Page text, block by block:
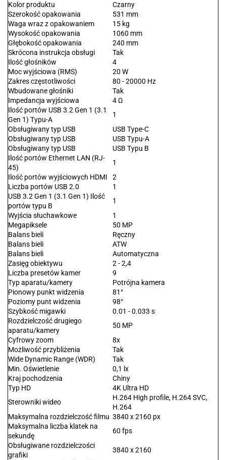
Kolor produktu
Czarny
Szerokość opakowania
531 mm
Waga wraz z opakowaniem
15 kg
Wysokość opakowania
1060 mm
Głębokość opakowania
240 mm
Skrócona instrukcja obsługi
Tak
Ilość głośników
4
Moc wyjściowa (RMS)
20 W
Zakres częstotliwości
80 - 20000 Hz
Wbudowane głośniki
Tak
Impedancja wyjściowa
4 Ω
Ilość portów USB 3.2 Gen 1 (3.1
Gen 1) Typu-A
1
Obsługiwany typ USB
USB Type-C
Obsługiwany typ USB
USB Typu-A
Obsługiwany typ USB
USB Typu B
Ilość portów Ethernet LAN (RJ-
45)
1
Ilość portów wyjściowych HDMI
2
Liczba portów USB 2.0
1
USB 3.2 Gen 1 (3.1 Gen 1) Ilość
portów typu B
1
Wyjścia słuchawkowe
1
Megapiksele
50 MP
Balans bieli
Ręczny
Balans bieli
ATW
Balans bieli
Automatyczna
Zasięg obiektywu
2 - 2,4
Liczba presetów kamer
9
Typ aparatu/kamery
Potrójna kamera
Pionowy punkt widzenia
81°
Poziomy punt widzenia
98°
Szybkość migawki
0.01 - 0.033 s
Rozdzielczość drugiego
aparatu/kamery
50 MP
Cyfrowy zoom
8x
Możliwość przybliżenia
Tak
Wide Dynamic Range (WDR)
Tak
Min. Oświetlenie
0,1 lx
Kraj pochodzenia
Chiny
Typ HD
4K Ultra HD
Sterowniki wideo
H.264 High profile, H.264 SVC,
H.264
Maksymalna rozdzielczość filmu 3840 x 2160 px
Maksymalna liczba klatek na
sekundę
60 fps
Obsługiwane rozdzielczości
grafiki
3840 x 2160